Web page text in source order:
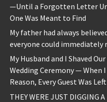
—Until a Forgotten Letter
One Was Meant to Find
My father had always
everyone could immediately
My Husband and I Shaved
Wedding Ceremony — When
Reason, Every Guest Was
THEY WERE JUST DIGGING